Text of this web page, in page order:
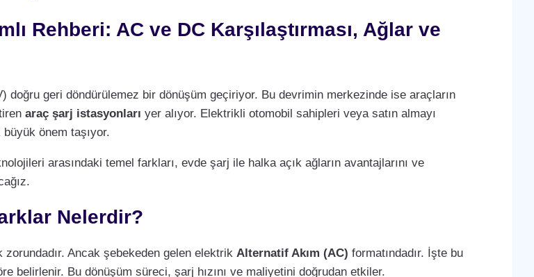
Rehberi: AC ve DC Karşılaştırması, Ağlar ve
geri döndürülemez bir dönüşüm geçiriyor. Bu devrimin merkezinde ise araçların
araç şarj istasyonları yer alıyor. Elektrikli otomobil sahipleri veya satın almayı
önem taşıyor.
arasındaki temel farkları, evde şarj ile halka açık ağların avantajlarını ve
Nelerdir?
zorundadır. Ancak şebekeden gelen elektrik Alternatif Akım (AC) formatındadır. İşte bu
belirlenir. Bu dönüşüm süreci, şarj hızını ve maliyetini doğrudan etkiler.